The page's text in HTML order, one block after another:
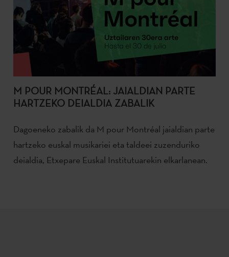
M POUR MONTRÉAL: JAIALDIAN PARTE
HARTZEKO DEIALDIA ZABALIK
Dagoeneko zabalik da M pour Montréal jaialdian parte
hartzeko euskal musikariei eta taldeei zuzenduriko
deialdia, Etxepare Euskal Institutuarekin elkarlanean.